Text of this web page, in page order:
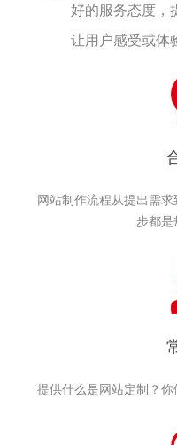
好的服务态度，
让用户感受或体
网站制作流程从提出需
步都是
提供什么是网站定制？你